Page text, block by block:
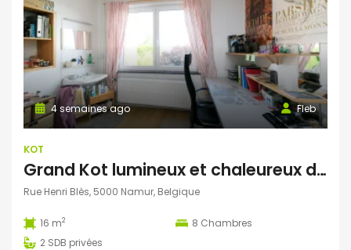
Fleb
4 semaines ago
KOT
Grand Kot lumineux et chaleureux dans une maison 100% filles
Rue Henri Blès, 5000 Namur, Belgique
16 m2 8 Chambres
2 SDB privées